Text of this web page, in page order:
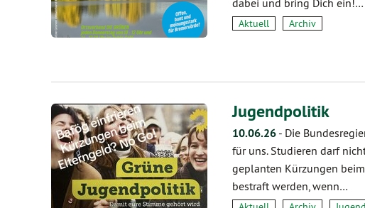
dabei und bring Dich ein!…
Aktuell Archiv
Jugendpolitik
10.06.26 - Die
für uns. Studieren darf
geplanten Kürzungen
bestraft werden, wenn…